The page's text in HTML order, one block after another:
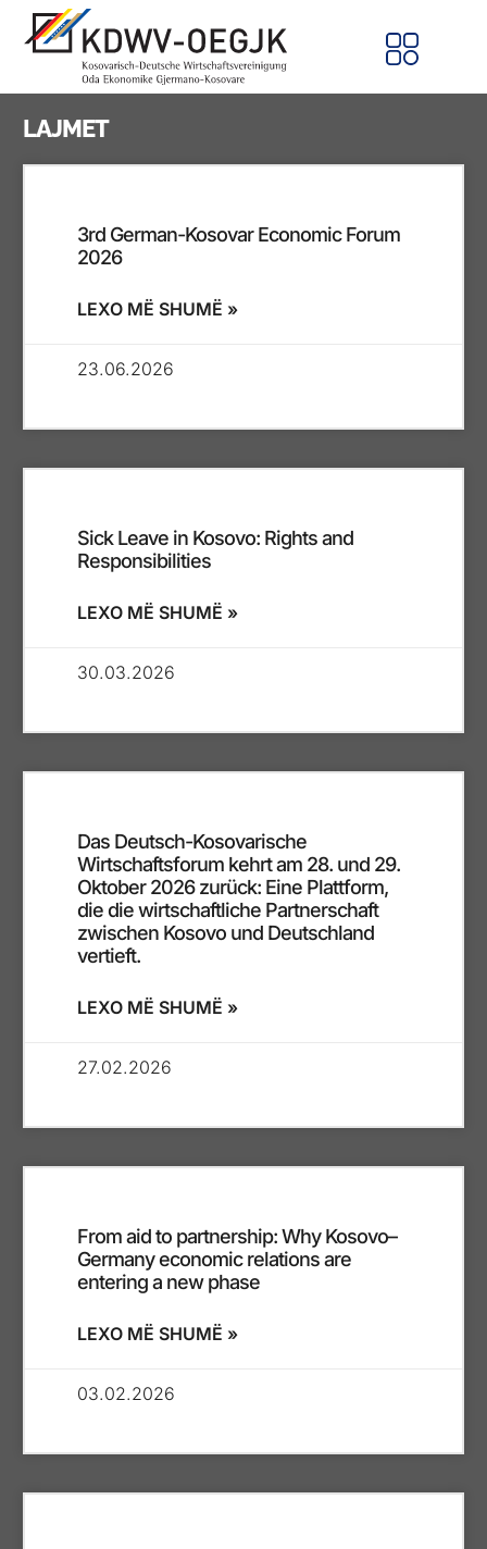
LAJMET
3rd German-Kosovar Economic Forum
2026
LEXO MË SHUMË »
23.06.2026
Sick Leave in Kosovo: Rights and
Responsibilities
LEXO MË SHUMË »
30.03.2026
Das Deutsch-Kosovarische
Wirtschaftsforum kehrt am 28. und 29.
Oktober 2026 zurück: Eine Plattform,
die die wirtschaftliche Partnerschaft
zwischen Kosovo und Deutschland
vertieft.
LEXO MË SHUMË »
27.02.2026
From aid to partnership: Why Kosovo–
Germany economic relations are
entering a new phase
LEXO MË SHUMË »
03.02.2026